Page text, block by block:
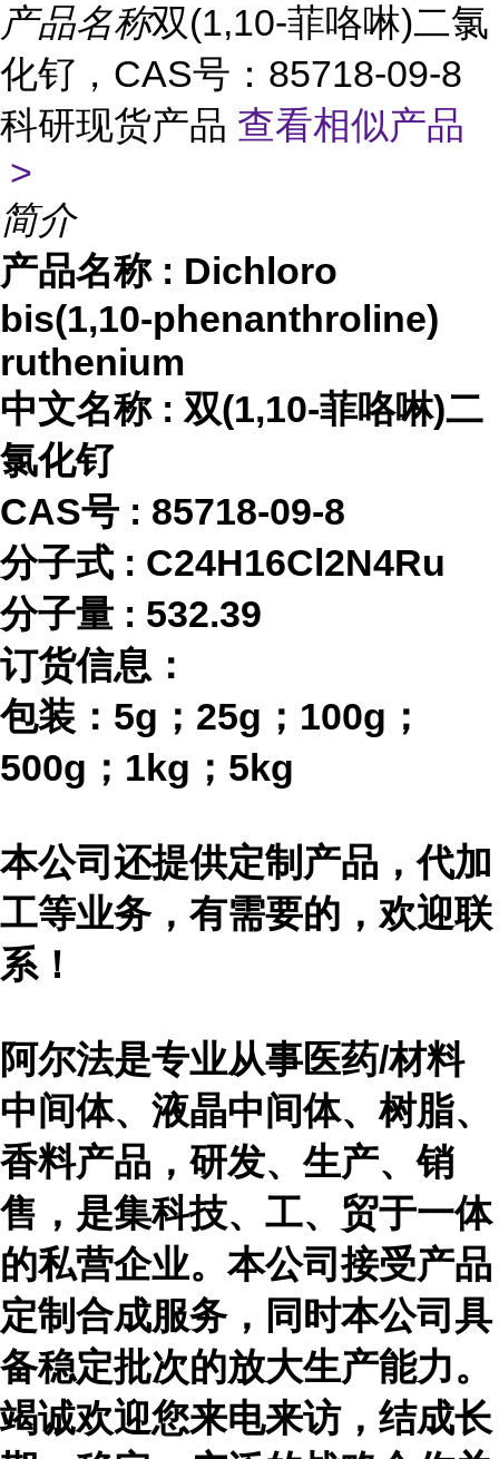
产品名称双(1,10-菲咯啉)二氯
化钌，CAS号：85718-09-8
科研现货产品 查看相似产品
>
简介
产品名称 : Dichloro
bis(1,10-phenanthroline)
ruthenium
中文名称 : 双(1,10-菲咯啉)二
氯化钌
CAS号 : 85718-09-8
分子式 : C24H16Cl2N4Ru
分子量 : 532.39
订货信息：
包装： 5g；25g；100g；
500g；1kg；5kg
本公司还提供定制产品，代加
工等业务，有需要的，欢迎联
系！
阿尔法是专业从事医药/材料
中间体、液晶中间体、树脂、
香料产品，研发、生产、销
售，是集科技、工、贸于一体
的私营企业。本公司接受产品
定制合成服务，同时本公司具
备稳定批次的放大生产能力。
竭诚欢迎您来电来访，结成长